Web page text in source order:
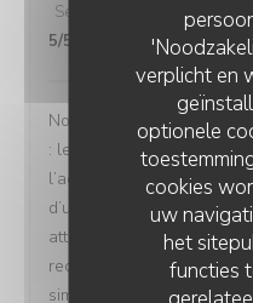
verplicht en
optionele
cookies
uw
het
functies
Service Atmosfeer: 5/
5/5
Nous avons passé un
: les repas étaient
l’accueil d’une chaleur
d’une grande gentillesse,
attentions qui font
recommandons cet
simplement topissime.